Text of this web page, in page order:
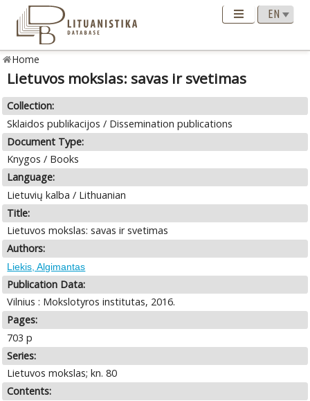
Home
Lietuvos mokslas: savas ir svetimas
Collection:
Sklaidos publikacijos / Dissemination publications
Document Type:
Knygos / Books
Language:
Lietuvių kalba / Lithuanian
Title:
Lietuvos mokslas: savas ir svetimas
Authors:
Liekis, Algimantas
Publication Data:
Vilnius : Mokslotyros institutas, 2016.
Pages:
703 p
Series:
Lietuvos mokslas; kn. 80
Contents: